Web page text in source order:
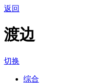
返回
渡边
切换
综合